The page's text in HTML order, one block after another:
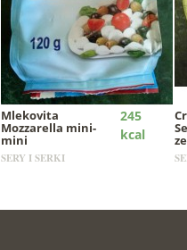
Mlekovita
Mozzarella mini-
mini
245
kcal
SERY I SERKI